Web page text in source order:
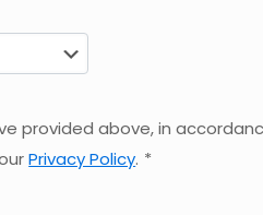
provided above, in
Privacy Policy. *